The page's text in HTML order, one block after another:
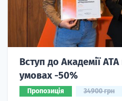
Вступ до Академії
умовах -50%
Пропозиція 34900 грн